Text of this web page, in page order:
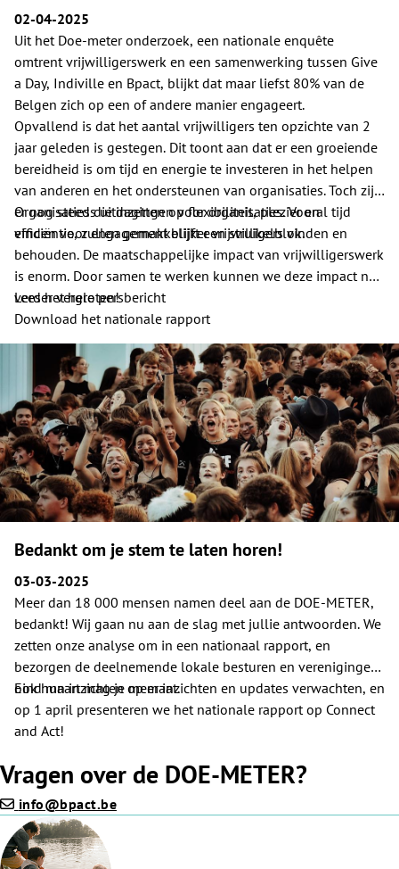
02-04-2025
Uit het Doe-meter onderzoek, een nationale enquête
omtrent vrijwilligerswerk en een samenwerking tussen Give
a Day, Indiville en Bpact, blijkt dat maar liefst 80% van de
Belgen zich op een of andere manier engageert.
Opvallend is dat het aantal vrijwilligers ten opzichte van 2
jaar geleden is gestegen. Dit toont aan dat er een groeiende
bereidheid is om tijd en energie te investeren in het helpen
van anderen en het ondersteunen van organisaties. Toch zijn
er nog steeds uitdagingen voor organisaties. Vooral tijd
vinden voor engagement blijft een struikelblok.
Organisaties die inzetten op flexibiliteit, plezier en
efficiëntie, zullen gemakkelijker vrijwilligers vinden en
behouden. De maatschappelijke impact van vrijwilligerswerk
is enorm. Door samen te werken kunnen we deze impact nog
verder vergroten!
Lees het hele persbericht
Download het nationale rapport
Bedankt om je stem te laten horen!
03-03-2025
Meer dan 18 000 mensen namen deel aan de DOE-METER,
bedankt! Wij gaan nu aan de slag met jullie antwoorden. We
zetten onze analyse om in een nationaal rapport, en
bezorgen de deelnemende lokale besturen en verenigingen
ook hun inzichten op maat.
Eind maart mag je meer inzichten en updates verwachten, en
op 1 april presenteren we het nationale rapport op Connect
and Act!
Vragen over de DOE-METER?
info@bpact.be